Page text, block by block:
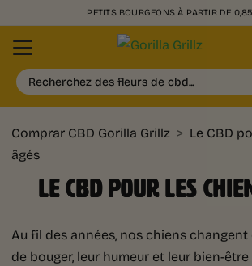
PETITS BOURGEONS À PARTIR DE
Recherchez des fleurs de cbd...
Comprar CBD Gorilla Grillz > Le CBD
âgés
LE CBD POUR LES
Au fil des années, nos chiens
de bouger, leur humeur et leur bien-